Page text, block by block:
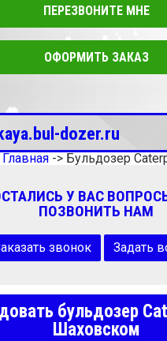
ПЕРЕЗВОНИТЕ МНЕ
ОФОРМИТЬ ЗАКАЗ
dozer.ru
Главная -> Бульдозер
У ВАС
ПОЗВОНИТЬ НАМ
звонок Задать
бульдозер
Шаховском